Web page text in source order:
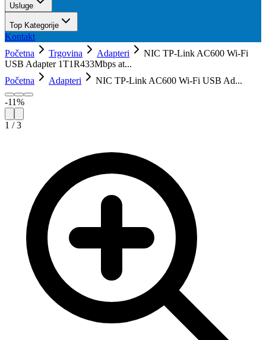
Usluge
Top Kategorije
Kontakt
Početna
Trgovina Adapteri
NIC TP-Link AC600 Wi-Fi
USB Adapter 1T1R433Mbps at...
Početna
Adapteri NIC TP-Link AC600 Wi-Fi USB Ad...
-11%
1 /3